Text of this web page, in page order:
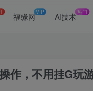
福缘网VIP AI技术热门
作，不用挂G玩